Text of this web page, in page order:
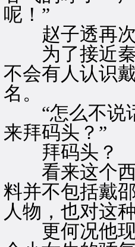
呢！”
赵子透再次
为了接近秦
不会有人认识
名。
“怎么不说话
来拜码头？”
拜码头？
看来这个西
料并不包括戴
人物，也对这
更何况他现